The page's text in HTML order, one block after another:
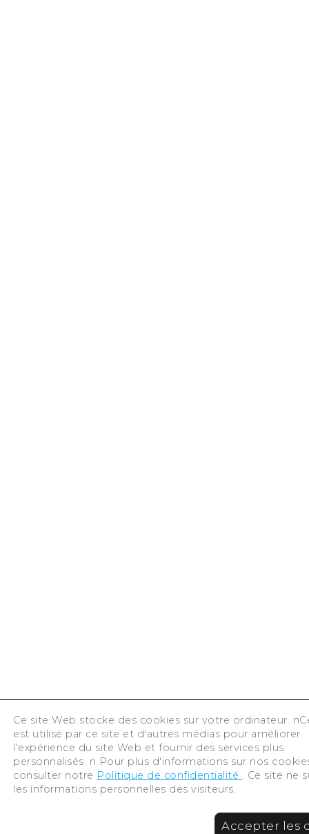
Ce site Web stocke des cookies sur votre ordinateur.
est utilisé par ce site et d'autres médias pour améliorer
l'expérience du site Web et fournir des services plus
personnalisés. n Pour plus d'informations sur nos
consulter notre Politique de confidentialité . Ce site ne
les informations personnelles des visiteurs.
Accepter les